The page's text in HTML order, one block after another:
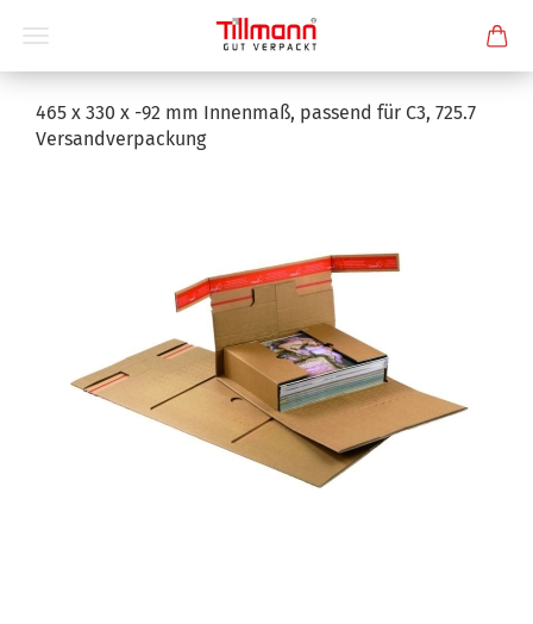
465 x 330 x -92 mm Innenmaß, passend für C3, 725.7
Versandverpackung